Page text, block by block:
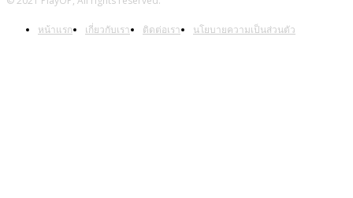
หน้าแรก เกี่ยวกับเรา ติดต่อเรา นโยบายความเป็นส่วนตัว